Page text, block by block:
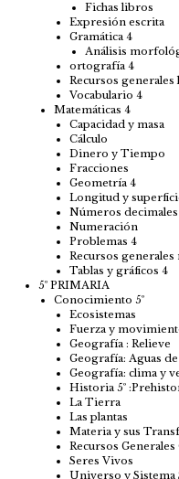
Fichas libros
Expresión escrita
Gramática 4
Análisis
ortografía 4
Recursos generales
Vocabulario 4
Matemáticas 4
Capacidad y masa
Cálculo
Dinero y Tiempo
Fracciones
Geometría 4
Longitud y
Números decimales
Numeración
Problemas 4
Recursos generales
Tablas y gráficos 4
5º PRIMARIA
Conocimiento 5º
Ecosistemas
Fuerza y
Geografía : Relieve
Geografía: Aguas
Geografía: clima y
Historia 5º
La Tierra
Las plantas
Materia y sus
Recursos
Seres Vivos
Universo y Sistema